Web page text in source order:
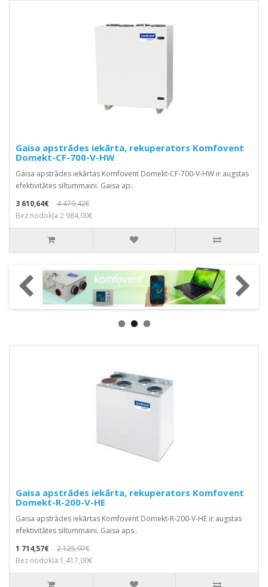
Gaisa apstrādes iekārta, rekuperators Komfovent
Domekt-CF-700-V-HW
Gaisa apstrādes iekārtas Komfovent Domekt-CF-700-V-HW ir augstas
efektivitātes siltummaini. Gaisa ap..
3 610,64€
4 479,42€
Bez nodokļa:2 984,00€
Gaisa apstrādes iekārta, rekuperators Komfovent
Domekt-R-200-V-HE
Gaisa apstrādes iekārtas Komfovent Domekt-R-200-V-HE ir augstas
efektivitātes siltummaini. Gaisa aps..
1 714,57€
2 125,97€
Bez nodokļa:1 417,00€